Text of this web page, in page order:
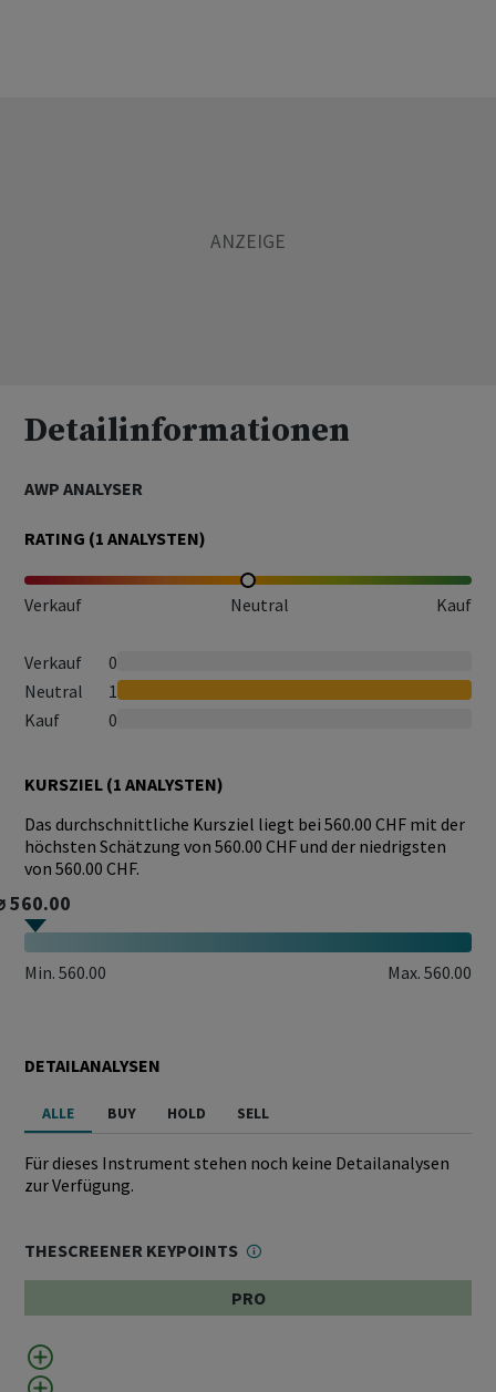
Detailinformationen
AWP ANALYSER
RATING (1 ANALYSTEN)
Verkauf Neutral Kauf
Verkauf
0
Neutral
1
Kauf
0
KURSZIEL (1 ANALYSTEN)
Das durchschnittliche Kursziel liegt bei 560.00 CHF mit der
höchsten Schätzung von 560.00 CHF und der niedrigsten
von 560.00 CHF.
560.00
Min. 560.00 Max. 560.00
DETAILANALYSEN
ALLE BUY HOLD SELL
Für dieses Instrument stehen noch keine Detailanalysen
zur Verfügung.
THESCREENER KEYPOINTS
PRO